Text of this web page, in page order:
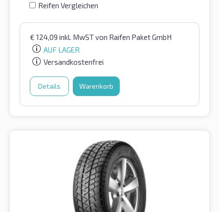
Reifen Vergleichen
€ 124,09 inkl. MwSTvon Raifen Paket GmbH
AUF LAGER
Versandkostenfrei
Details Warenkorb